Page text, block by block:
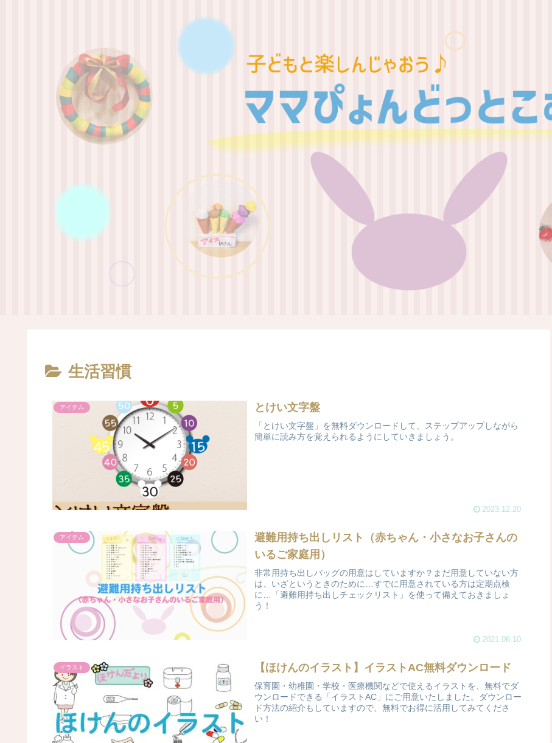
生活習慣
アイテム とけい文字盤
「とけい文字盤」を無料ダウンロードして、ステップアップしながら
簡単に読み方を覚えられるようにしていきましょう。
2023.12.20
アイテム
避難用持ち出しリスト（赤ちゃん・小さなお子さんの
いるご家庭用）
非常用持ち出しバッグの用意はしていますか？まだ用意していない方
は、いざというときのために…すでに用意されている方は定期点検
に…「避難用持ち出しチェックリスト」を使って備えておきましょ
う！
2021.06.10
イラスト 【ほけんのイラスト】イラストAC無料ダウンロード
保育園・幼稚園・学校・医療機関などで使えるイラストを、無料でダ
ウンロードできる「イラストAC」にご用意いたしました。ダウンロー
ド方法の紹介もしていますので、無料でお得に活用してみてくださ
い！